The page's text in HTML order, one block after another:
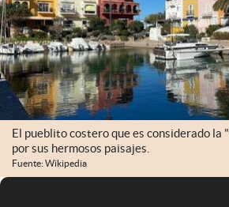
El pueblito costero que es considerado la
por sus hermosos paisajes.
Fuente: Wikipedia